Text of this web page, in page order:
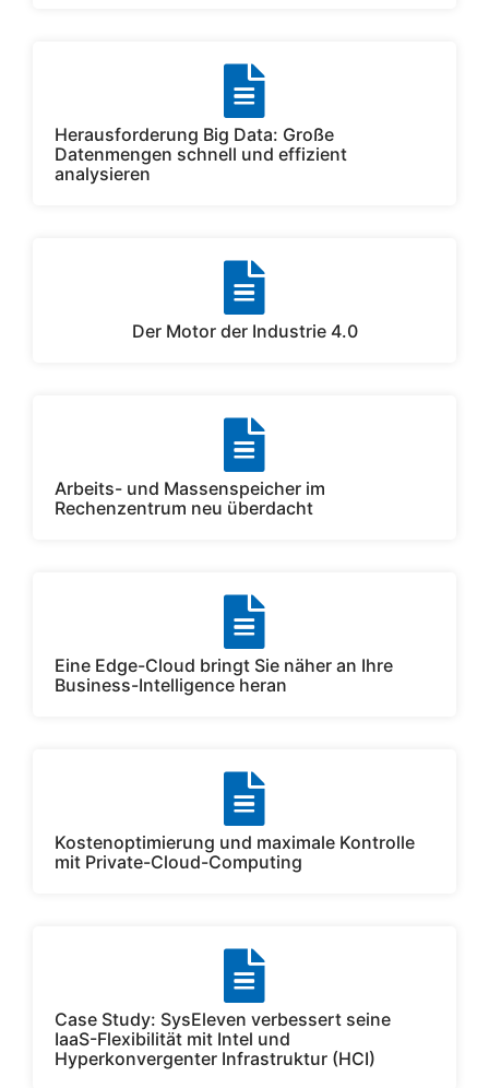
Herausforderung Big Data: Große
Datenmengen schnell und effizient
analysieren
Der Motor der Industrie 4.0
Arbeits- und Massenspeicher im
Rechenzentrum neu überdacht
Eine Edge-Cloud bringt Sie näher an Ihre
Business-Intelligence heran
Kostenoptimierung und maximale Kontrolle
mit Private-Cloud-Computing
Case Study: SysEleven verbessert seine
IaaS-Flexibilität mit Intel und
Hyperkonvergenter Infrastruktur (HCI)